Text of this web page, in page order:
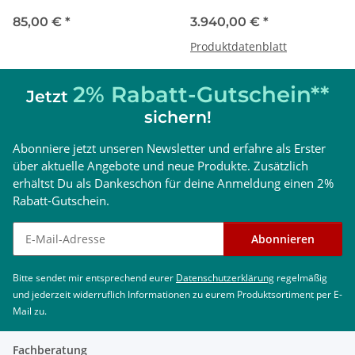
Heiztherme
Bedieneinheit HMI 3.5" 450mm
1 ×7427232Beipack Aussentemperatursensor
Vorteile
Jahreszeitbedingte Raumheizungsenergie-Effizienz
Geringe Takthäufigkeit auch bei geringer
Wärmeabnahme durch Pausenzeitenoptimierung
und großen Modulationsbereich von bis zu 1:13
(32 kW)
Wärmetauscher aus Edelstahl
MatriX-Plus Gasbrenner mit Lambda Pro Plus
Verbrennungsregelung für dauerhaft hohen
Wirkungsgrad und niedrige Emissionswerte.
Stromsparende Hocheffizienz-Umwälzpumpe
7 Zoll Graustufen-Touchdisplay oder 3,5 Zoll
Schwarz/Weiß-Display mit Klartext- und
Grafikanzeige, Inbetriebnahme-Assistenten,
Anzeigen für Energieverbräuche sowie alternativ
Technopolymer
85,00 € *
3,5", Aufputz, ATS
3.940,00 € *
Produktdatenblatt
Jetzt 2% Rabatt-Gutschein**
sichern!
Abonniere jetzt unseren Newsletter und erfahre als Erster
über aktuelle Angebote und neue Produkte. Zusätzlich
erhältst Du als Dankeschön für deine Anmeldung einen 2%
Rabatt-Gutschein.
Newsletter abonnieren Abonnieren
Bitte sendet mir entsprechend eurer Datenschutzerklärung regelmäßig
und jederzeit widerruflich Informationen zu eurem Produktsortiment per E-
Mail zu.
Fachberatung